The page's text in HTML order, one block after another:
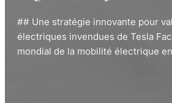
## Une stratégie innovante pour
électriques invendues de Tesla
mondial de la mobilité électrique